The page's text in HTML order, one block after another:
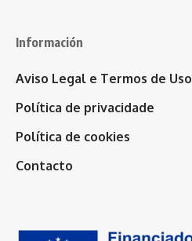
Información
Aviso Legal e Termos de Uso
Política de privacidade
Política de cookies
Contacto